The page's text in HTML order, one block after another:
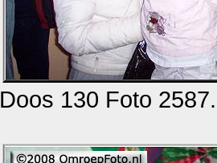
Doos 130 Foto